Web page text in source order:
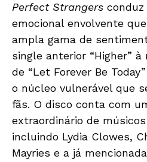
Perfect Strangers
emocional envolvente
ampla gama de
single anterior “Higher”
de “Let Forever Be
o núcleo vulnerável que
fãs. O disco conta com
extraordinário de
incluindo Lydia Clowes,
Mayries e a já